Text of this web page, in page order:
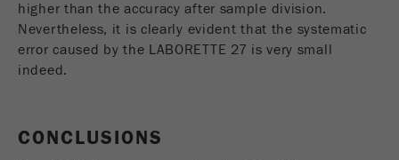
higher than the accuracy after sample division.
Nevertheless, it is clearly evident that the systematic
error caused by the LABORETTE 27 is very small
indeed.
CONCLUSIONS